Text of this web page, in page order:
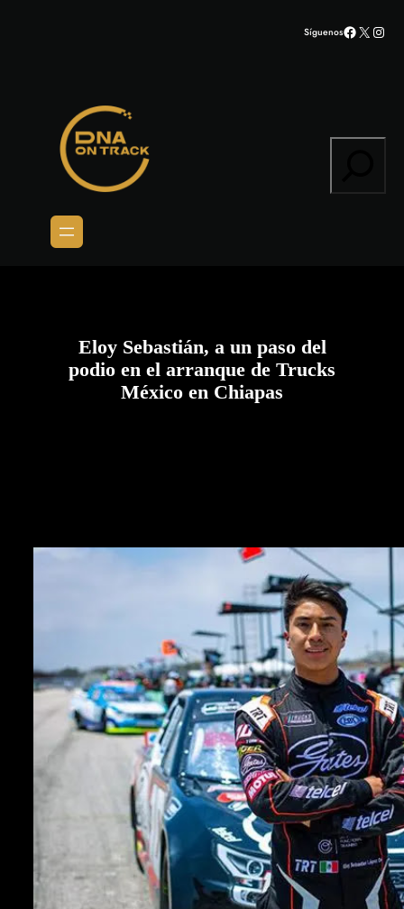
SíguenosFacebook
X
Eloy Sebastián, a un paso del
podio en el arranque de Trucks
México en Chiapas